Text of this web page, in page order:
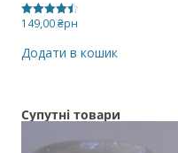
Оцінено в
149,00₴рн
Додати в кошик
Супутні товари